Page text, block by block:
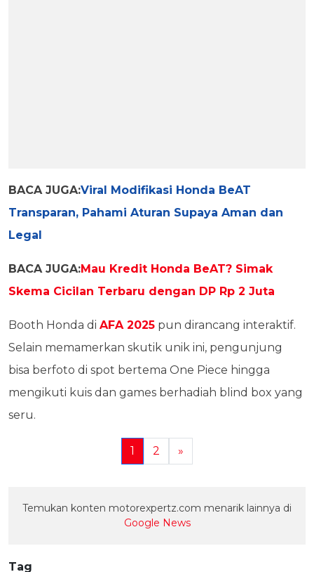
BACA JUGA:Viral Modifikasi Honda BeAT
Transparan, Pahami Aturan Supaya Aman dan
Legal
BACA JUGA:Mau Kredit Honda BeAT? Simak
Skema Cicilan Terbaru dengan DP Rp 2 Juta
Booth Honda di AFA 2025 pun dirancang interaktif.
Selain memamerkan skutik unik ini, pengunjung
bisa berfoto di spot bertema One Piece hingga
mengikuti kuis dan games berhadiah blind box yang
seru.
1 2 »
Temukan konten motorexpertz.com menarik lainnya di
Google News
Tag